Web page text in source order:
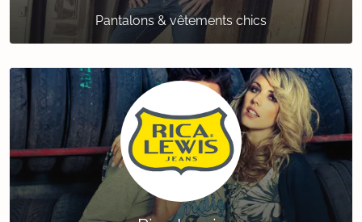
Pantalons & vêtements chics